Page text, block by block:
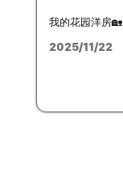
我的花园洋房🏡
2025/11/22